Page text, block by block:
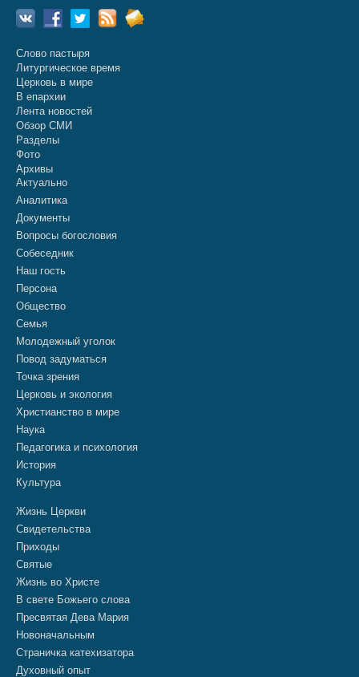
Слово пастыря
Литургическое время
Церковь в мире
В епархии
Лента новостей
Обзор СМИ
Разделы
Фото
Архивы
Актуально
Аналитика
Документы
Вопросы богословия
Собеседник
Наш гость
Персона
Общество
Семья
Молодежный уголок
Повод задуматься
Точка зрения
Церковь и экология
Христианство в мире
Наука
Педагогика и психология
История
Культура
Жизнь Церкви
Свидетельства
Приходы
Святые
Жизнь во Христе
В свете Божьего слова
Пресвятая Дева Мария
Новоначальным
Страничка катехизатора
Духовный опыт